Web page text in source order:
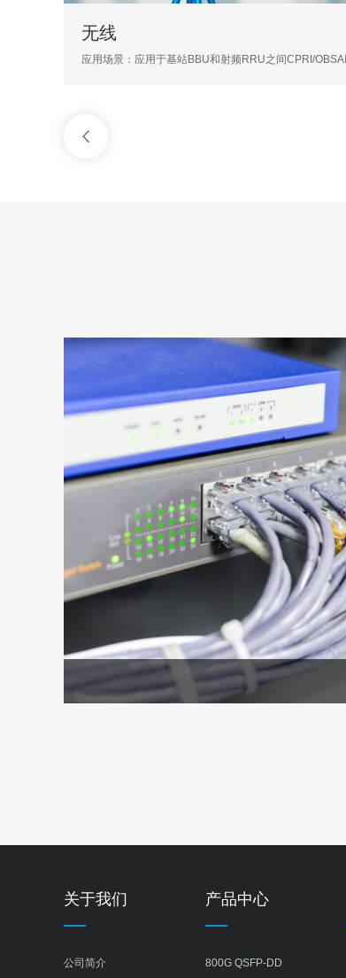
应用场景：应用于基站BBU和射频RRU之间CPRI/OBSAI接口；长距...
关于我们
公司简介
产品中心
800G QSFP-DD